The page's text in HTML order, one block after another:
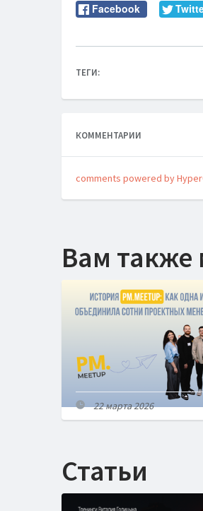
Facebook
ТЕГИ:
КОММЕНТАРИИ
comments powered by
Вам также
проектных менеджеров
22 марта 2026
Статьи